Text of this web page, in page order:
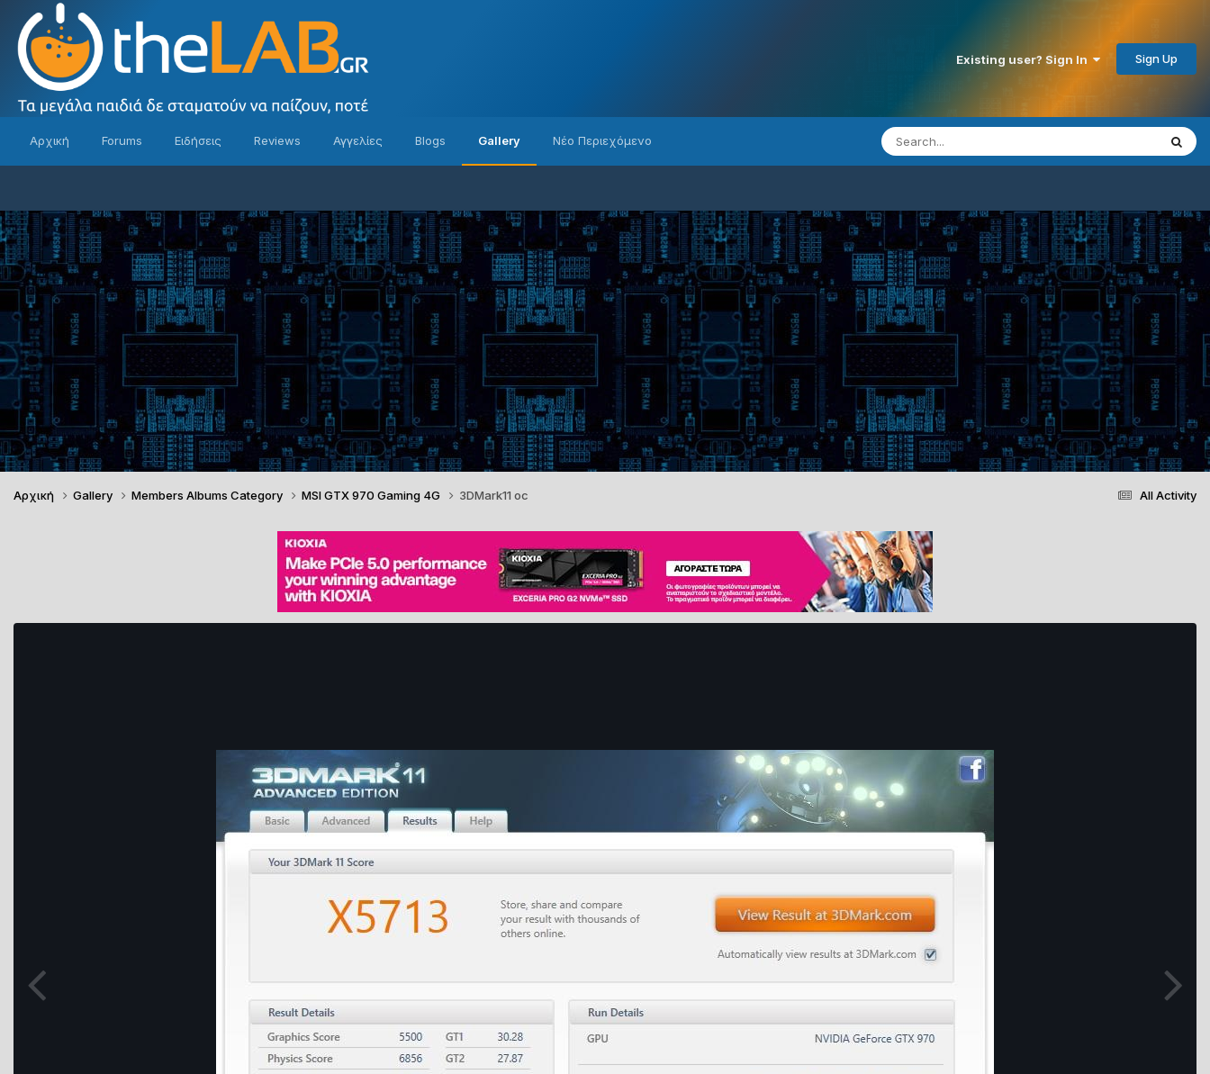
Existing user? Sign In Sign Up
Αρχική Forums Ειδήσεις Reviews Αγγελίες Blogs Gallery Νέο Περιεχόμενο
All Activity
Αρχική Gallery Members Albums Category MSI GTX 970 Gaming 4G 3DMark11 oc